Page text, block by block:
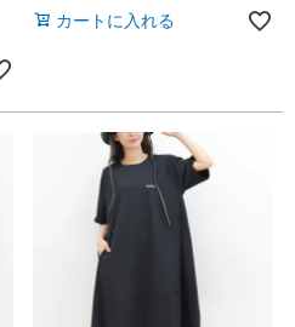
カートに入れる